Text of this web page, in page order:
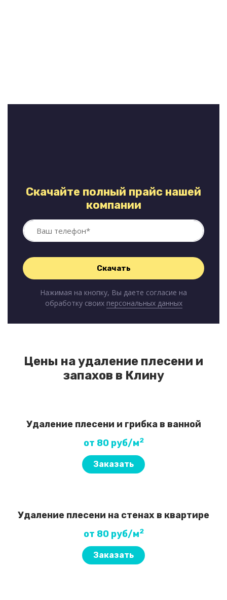
Скачайте полный прайс нашей
компании
Нажимая на кнопку, Вы даете согласие на
обработку своих персональных данных
Цены на удаление плесени и
запахов в Клину
Удаление плесени и грибка в ванной
от 80 руб/м2
Заказать
Удаление плесени на стенах в квартире
от 80 руб/м2
Заказать